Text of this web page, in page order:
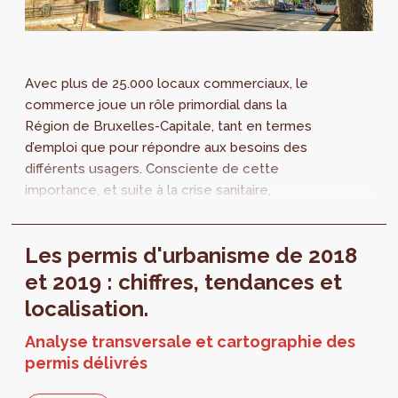
Avec plus de 25.000 locaux commerciaux, le
commerce joue un rôle primordial dans la
Région de Bruxelles-Capitale, tant en termes
d’emploi que pour répondre aux besoins des
différents usagers. Consciente de cette
importance, et suite à la crise sanitaire,
Région, étude ayant pour objectif de mesurer
la croissance commerciale de Bruxelles.
Cette édition analyse également la
croissance des établissements hôteliers.
Les permis d'urbanisme de 2018
et 2019 : chiffres, tendances et
localisation.
Analyse transversale et cartographie des
permis délivrés